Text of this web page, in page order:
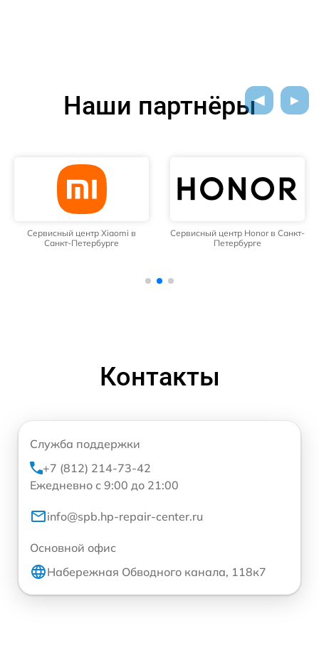
Наши партнёры
Сервисный центр Xiaomi в
Санкт-Петербурге
Сервисный центр Honor в Санкт-
Петербурге
Контакты
Служба поддержки
+7 (812) 214-73-42
Ежедневно с 9:00 до 21:00
info@spb.hp-repair-center.ru
Основной офис
Набережная Обводного канала, 118к7